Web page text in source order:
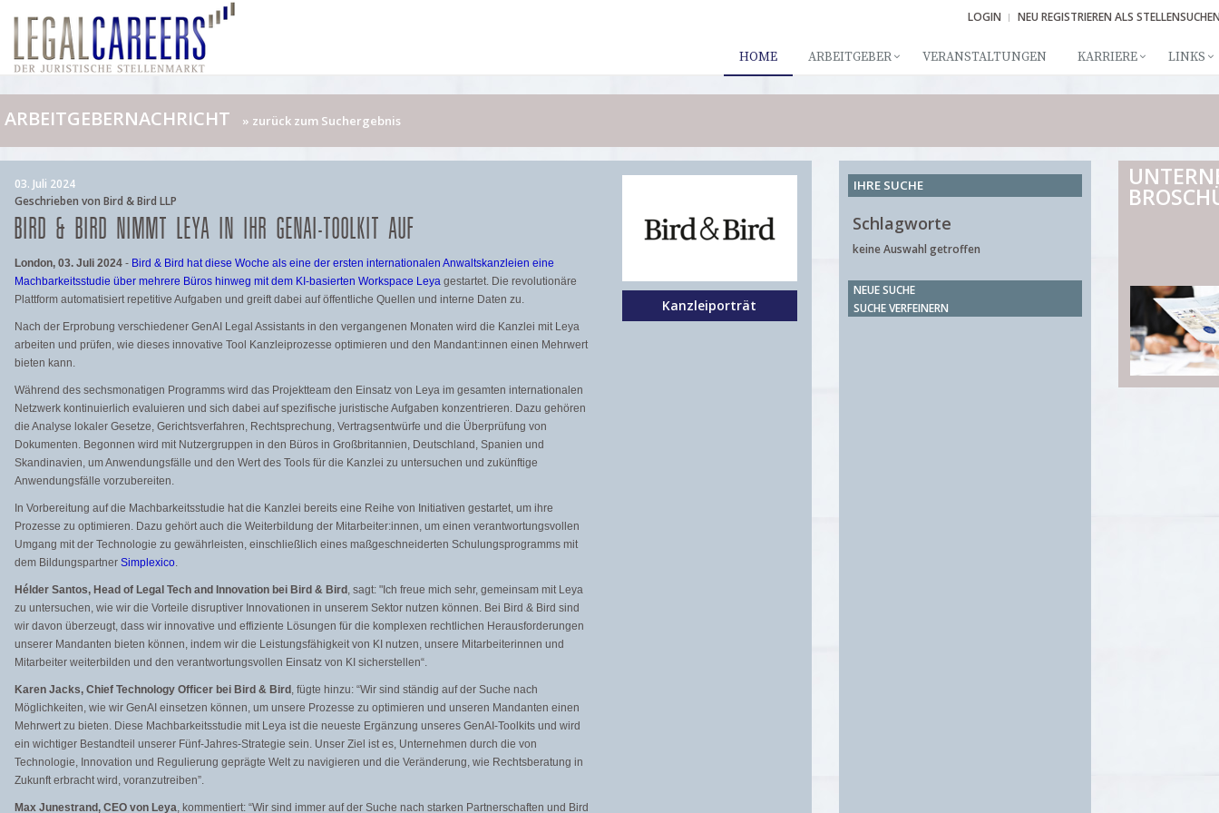
LOGIN NEU REGISTRIEREN ALS
HOME ARBEITGEBER VERANSTALTUNGEN KARRIERE LINKS
ARBEITGEBERNACHRICHT » zurück zum Suchergebnis
03. Juli 2024
Geschrieben von Bird & Bird LLP
BIRD & BIRD NIMMT LEYA IN IHR GENAI-TOOLKIT AUF
London, 03. Juli 2024 - Bird & Bird hat diese Woche als eine der ersten internationalen Anwaltskanzleien eine
Machbarkeitsstudie über mehrere Büros hinweg mit dem KI-basierten Workspace Leya gestartet. Die revolutionäre
Plattform automatisiert repetitive Aufgaben und greift dabei auf öffentliche Quellen und interne Daten zu.
Nach der Erprobung verschiedener GenAI Legal Assistants in den vergangenen Monaten wird die Kanzlei mit Leya
arbeiten und prüfen, wie dieses innovative Tool Kanzleiprozesse optimieren und den Mandant:innen einen Mehrwert
bieten kann.
Während des sechsmonatigen Programms wird das Projektteam den Einsatz von Leya im gesamten internationalen
Netzwerk kontinuierlich evaluieren und sich dabei auf spezifische juristische Aufgaben konzentrieren. Dazu gehören
die Analyse lokaler Gesetze, Gerichtsverfahren, Rechtsprechung, Vertragsentwürfe und die Überprüfung von
Dokumenten. Begonnen wird mit Nutzergruppen in den Büros in Großbritannien, Deutschland, Spanien und
Skandinavien, um Anwendungsfälle und den Wert des Tools für die Kanzlei zu untersuchen und zukünftige
Anwendungsfälle vorzubereiten.
In Vorbereitung auf die Machbarkeitsstudie hat die Kanzlei bereits eine Reihe von Initiativen gestartet, um ihre
Prozesse zu optimieren. Dazu gehört auch die Weiterbildung der Mitarbeiter:innen, um einen verantwortungsvollen
Umgang mit der Technologie zu gewährleisten, einschließlich eines maßgeschneiderten Schulungsprogramms mit
dem Bildungspartner Simplexico.
Hélder Santos, Head of Legal Tech and Innovation bei Bird & Bird , sagt: "Ich freue mich sehr, gemeinsam mit Leya
zu untersuchen, wie wir die Vorteile disruptiver Innovationen in unserem Sektor nutzen können. Bei Bird & Bird sind
wir davon überzeugt, dass wir innovative und effiziente Lösungen für die komplexen rechtlichen Herausforderungen
unserer Mandanten bieten können, indem wir die Leistungsfähigkeit von KI nutzen, unsere Mitarbeiterinnen und
Mitarbeiter weiterbilden und den verantwortungsvollen Einsatz von KI sicherstellen“.
Karen Jacks, Chief Technology Officer bei Bird & Bird , fügte hinzu: “Wir sind ständig auf der Suche nach
Möglichkeiten, wie wir GenAI einsetzen können, um unsere Prozesse zu optimieren und unseren Mandanten einen
Mehrwert zu bieten. Diese Machbarkeitsstudie mit Leya ist die neueste Ergänzung unseres GenAI-Toolkits und wird
ein wichtiger Bestandteil unserer Fünf-Jahres-Strategie sein. Unser Ziel ist es, Unternehmen durch die von
Technologie, Innovation und Regulierung geprägte Welt zu navigieren und die Veränderung, wie Rechtsberatung in
Zukunft erbracht wird, voranzutreiben”.
Max Junestrand, CEO von Leya, kommentiert: “Wir sind immer auf der Suche nach starken Partnerschaften und Bird
Kanzleiporträt
IHRE SUCHE
Schlagworte
keine Auswahl getroffen
NEUE SUCHE
SUCHE VERFEINERN